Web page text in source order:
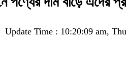
Update Time : 10:20:09 am,